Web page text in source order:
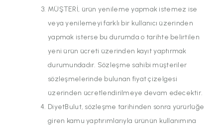
MÜŞTERİ, ürün yenileme yapmak istemez ise
veya yenilemeyi farklı bir kullanıcı üzerinden
yapmak isterse bu durumda o tarihte belirtilen
yeni ürün ücreti üzerinden kayıt yaptırmak
durumundadır. Sözleşme sahibi müşteriler
sözleşmelerinde bulunan fiyat çizelgesi
üzerinden ücretlendirilmeye devam edecektir.
DiyetBulut, sözleşme tarihinden sonra yürürlüğe
giren kamu yaptırımlarıyla ürünün kullanımına